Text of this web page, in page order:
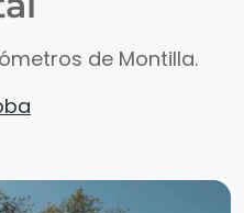
de Montilla.